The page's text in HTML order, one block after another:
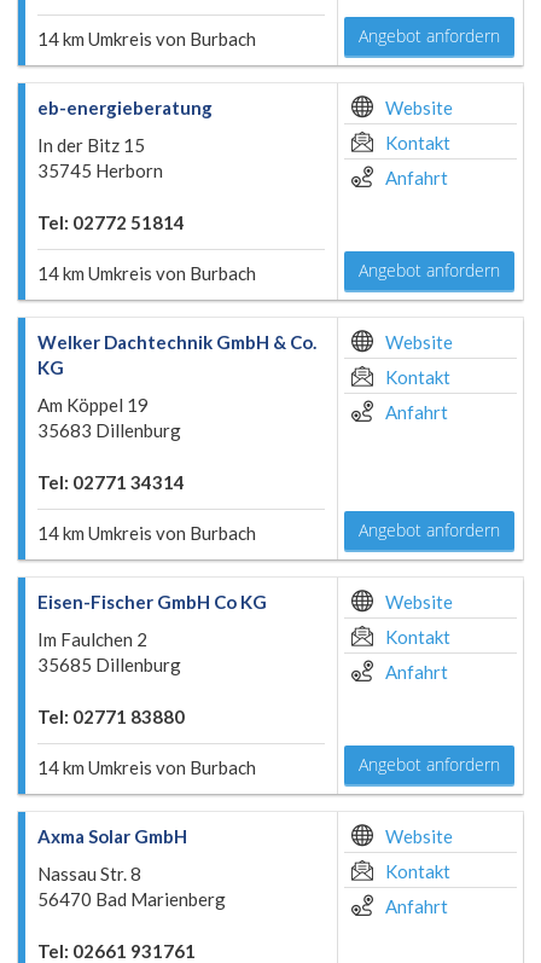
14 km Umkreis von Burbach Angebot anfordern
eb-energieberatung
In der Bitz 15
35745 Herborn
Tel: 02772 51814
14 km Umkreis von Burbach
Website
Kontakt
Anfahrt
Angebot anfordern
Welker Dachtechnik GmbH & Co.
KG
Am Köppel 19
35683 Dillenburg
Tel: 02771 34314
14 km Umkreis von Burbach
Website
Kontakt
Anfahrt
Angebot anfordern
Eisen-Fischer GmbH Co KG
Im Faulchen 2
35685 Dillenburg
Tel: 02771 83880
14 km Umkreis von Burbach
Website
Kontakt
Anfahrt
Angebot anfordern
Axma Solar GmbH
Nassau Str. 8
56470 Bad Marienberg
Tel: 02661 931761
Website
Kontakt
Anfahrt